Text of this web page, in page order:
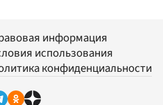
информация
использования
конфиденциальности